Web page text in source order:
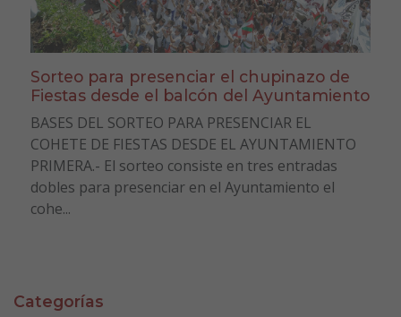
Sorteo para presenciar el chupinazo de
Fiestas desde el balcón del Ayuntamiento
BASES DEL SORTEO PARA PRESENCIAR EL
COHETE DE FIESTAS DESDE EL AYUNTAMIENTO
PRIMERA.- El sorteo consiste en tres entradas
dobles para presenciar en el Ayuntamiento el
cohe...
Categorías